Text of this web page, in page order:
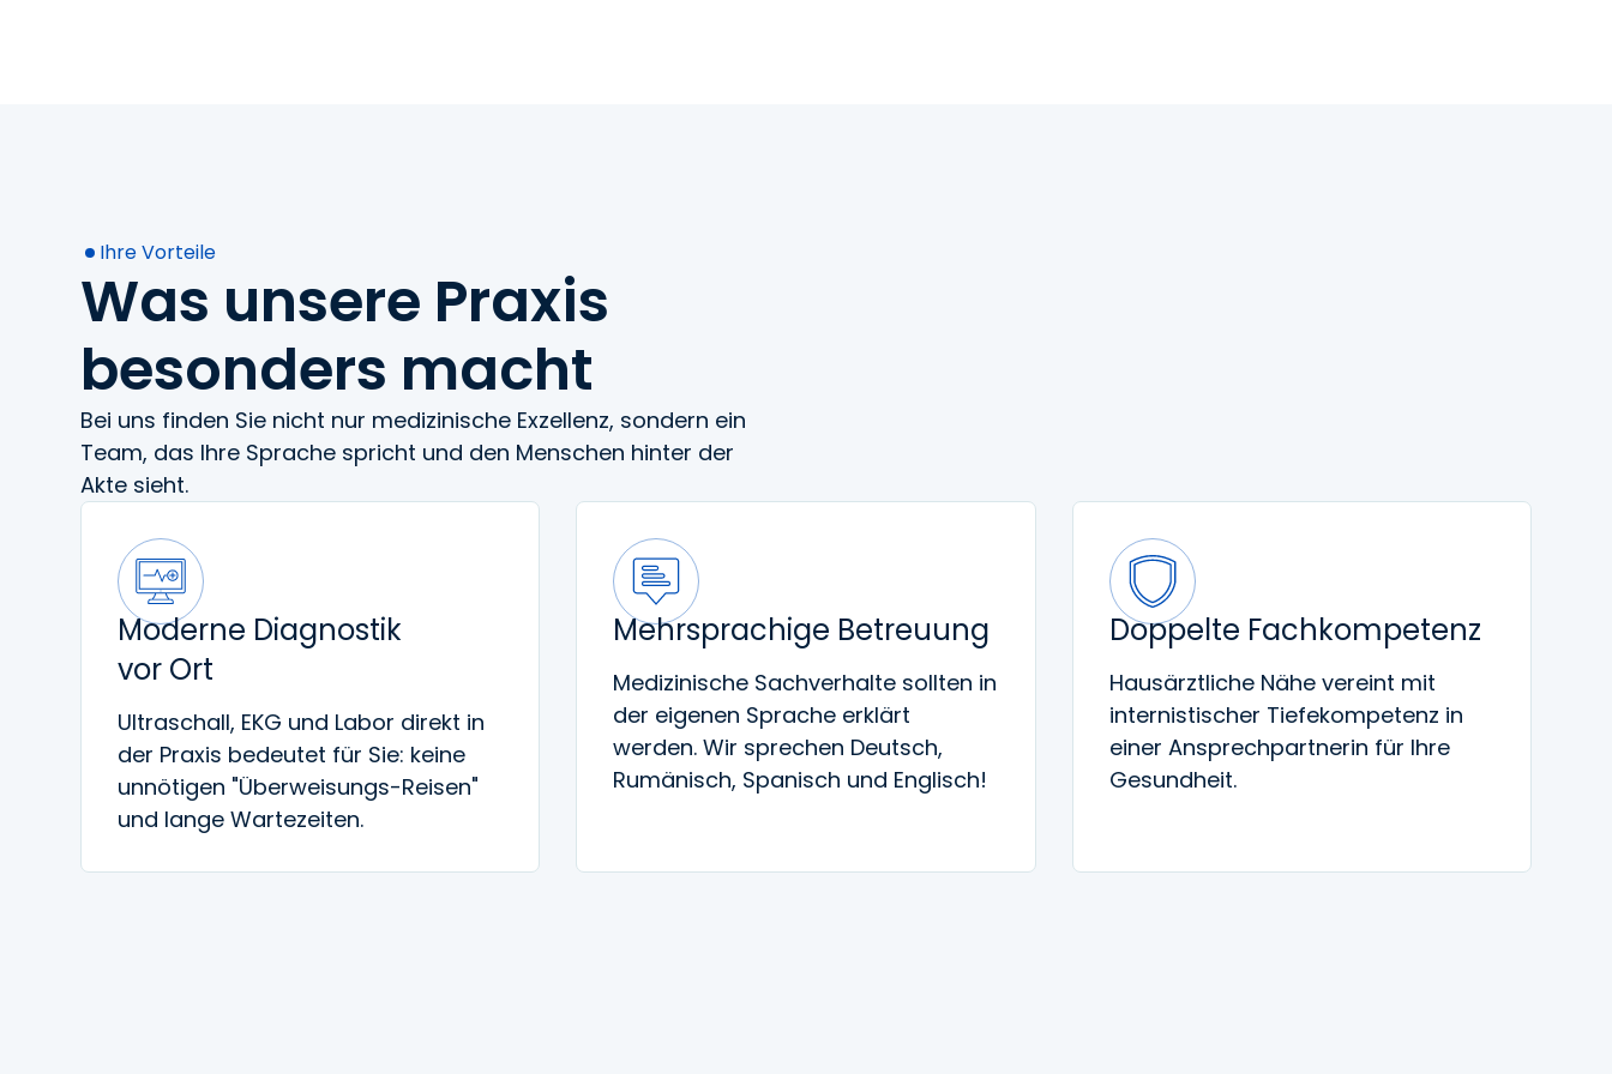
Ihre Vorteile
Was unsere Praxis
besonders macht
Bei uns finden Sie nicht nur medizinische Exzellenz, sondern ein
Team, das Ihre Sprache spricht und den Menschen hinter der
Akte sieht.
Moderne Diagnostik
vor Ort
Ultraschall, EKG und Labor direkt in
der Praxis bedeutet für Sie: keine
unnötigen "Überweisungs-Reisen"
und lange Wartezeiten.
Mehrsprachige Betreuung
Medizinische Sachverhalte sollten in
der eigenen Sprache erklärt
werden. Wir sprechen Deutsch,
Rumänisch, Spanisch und Englisch!
Doppelte Fachkompetenz
Hausärztliche Nähe vereint mit
internistischer Tiefekompetenz in
einer Ansprechpartnerin für Ihre
Gesundheit.